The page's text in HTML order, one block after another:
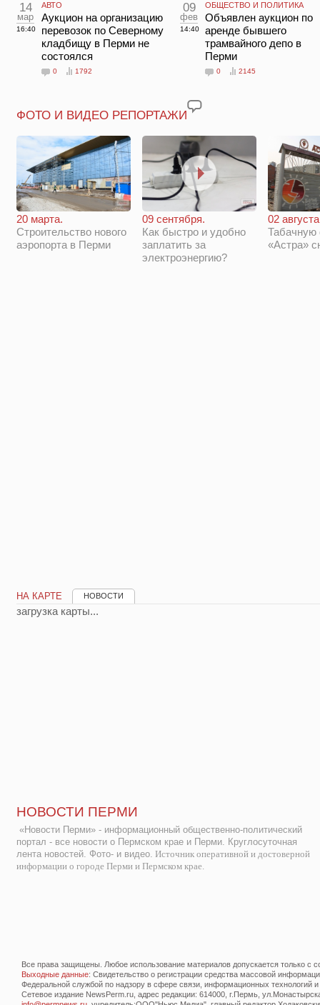
14
мар
16:40
АВТО
Аукцион на организацию
перевозок по Северному
кладбищу в Перми не
состоялся
0 1792
09
фев
14:40
ОБЩЕСТВО И ПОЛИТИКА
Объявлен аукцион по
аренде бывшего
трамвайного депо в
Перми
0 2145
ФОТО И ВИДЕО РЕПОРТАЖИ
20 марта.
Строительство нового
аэропорта в Перми
09 сентября.
Как быстро и удобно
заплатить за
электроэнергию?
02
Табачную
«Астра»
НА КАРТЕ НОВОСТИ
загрузка карты...
НОВОСТИ ПЕРМИ
«Новости Перми» - информационный общественно-политический
портал - все новости о Пермском крае и Перми. Круглосуточная
лента новостей. Фото- и видео. Источник оперативной и достоверной
информации о городе Перми и Пермском крае.
Все права защищены. Любое использование материалов допускается только с
Выходные данные: Свидетельство о регистрации средства массовой
Федеральной службой по надзору в сфере связи, информационных технологий
Сетевое издание NewsPerm.ru, адрес редакции: 614000, г.Пермь,